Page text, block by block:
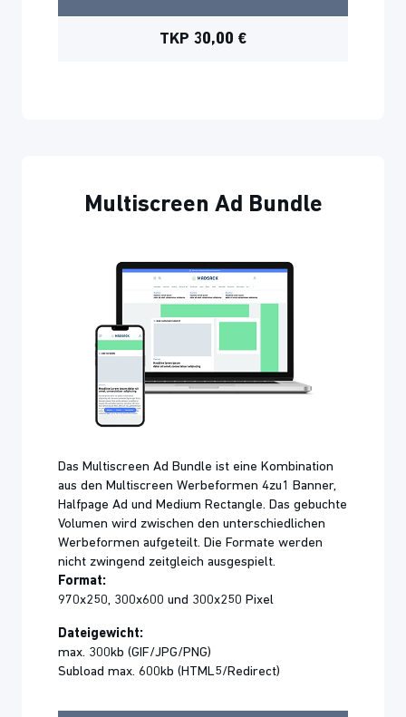
TKP 30,00 €
Multiscreen Ad Bundle
Das Multiscreen Ad Bundle ist eine Kombination
aus den Multiscreen Werbeformen 4zu1 Banner,
Halfpage Ad und Medium Rectangle. Das gebuchte
Volumen wird zwischen den unterschiedlichen
Werbeformen aufgeteilt. Die Formate werden
nicht zwingend zeitgleich ausgespielt.
Format:
970x250, 300x600 und 300x250 Pixel
Dateigewicht:
max. 300kb (GIF/JPG/PNG)
Subload max. 600kb (HTML5/Redirect)